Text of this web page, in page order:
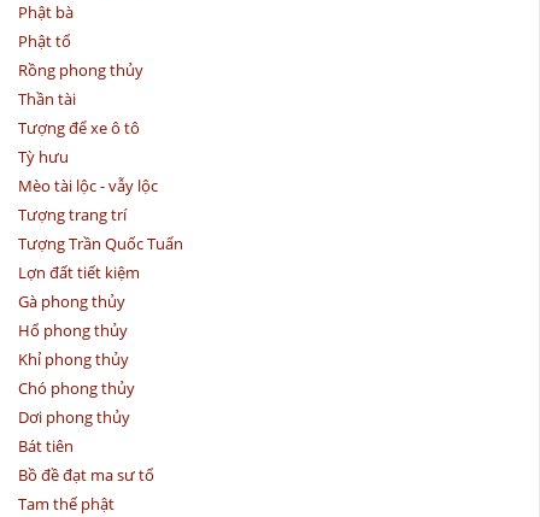
Phật bà
Phật tổ
Rồng phong thủy
Thần tài
Tượng để xe ô tô
Tỳ hưu
Mèo tài lộc - vẫy lộc
Tượng trang trí
Tượng Trần Quốc Tuấn
Lợn đất tiết kiệm
Gà phong thủy
Hổ phong thủy
Khỉ phong thủy
Chó phong thủy
Dơi phong thủy
Bát tiên
Bồ đề đạt ma sư tổ
Tam thế phật